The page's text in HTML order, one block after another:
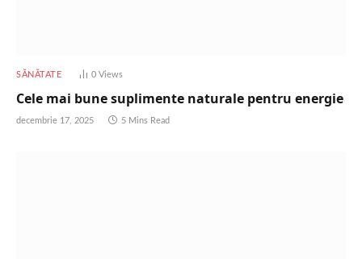
SĂNĂTATE 0Views
Cele mai bune suplimente naturale pentru energie
decembrie 17, 2025 5 Mins Read